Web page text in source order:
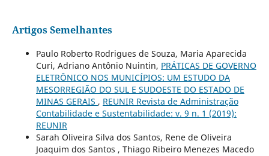
Artigos Semelhantes
Paulo Roberto Rodrigues de Souza, Maria Aparecida
Curi, Adriano Antônio Nuintin, PRÁTICAS DE GOVERNO
ELETRÔNICO NOS MUNICÍPIOS: UM ESTUDO DA
MESORREGIÃO DO SUL E SUDOESTE DO ESTADO DE
MINAS GERAIS , REUNIR Revista de Administração
Contabilidade e Sustentabilidade: v. 9 n. 1 (2019):
REUNIR
Sarah Oliveira Silva dos Santos, Rene de Oliveira
Joaquim dos Santos , Thiago Ribeiro Menezes Macedo